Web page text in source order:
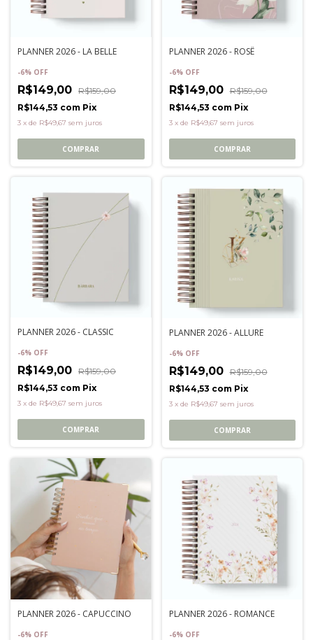
PLANNER 2026 - LA BELLE
-6% OFF
R$149,00 R$159,00
R$144,53 com Pix
3 x de R$49,67 sem juros
COMPRAR
PLANNER 2026 - ROSÊ
-6% OFF
R$149,00 R$159,00
R$144,53 com Pix
3 x de R$49,67 sem juros
COMPRAR
PLANNER 2026 - CLASSIC
-6% OFF
R$149,00 R$159,00
R$144,53 com Pix
3 x de R$49,67 sem juros
COMPRAR
PLANNER 2026 - ALLURE
-6% OFF
R$149,00 R$159,00
R$144,53 com Pix
3 x de R$49,67 sem juros
COMPRAR
PLANNER 2026 - CAPUCCINO
-6% OFF
PLANNER 2026 - ROMANCE
-6% OFF